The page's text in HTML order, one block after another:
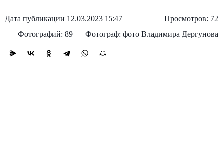
Дата публикации 12.03.2023 15:47
Просмотров: 72
Фотографий: 89
Фотограф: фото Владимира Дергунова